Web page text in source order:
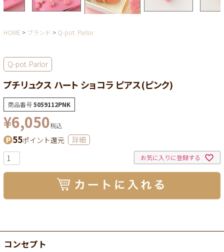
HOME ブランド Q-pot. Parlor
Q-pot. Parlor
プチリュクス ハート ショコラ ピアス(ピンク)
商品番号5059112PNK
¥6,050税込
55ポイント還元 詳細
お気に入りに登録する
コンセプト